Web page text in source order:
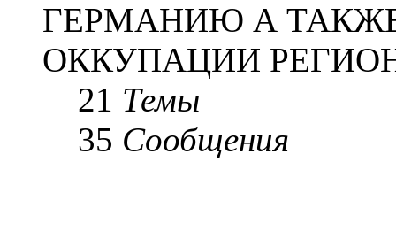
ГЕРМАНИЮ А
ОККУПАЦИИ
21 Темы
35 Сообщения